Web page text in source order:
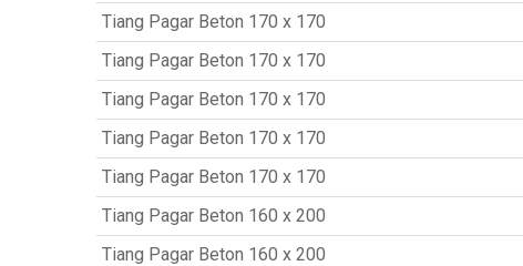
Tiang Pagar Beton 170 x 170
Tiang Pagar Beton 170 x 170
Tiang Pagar Beton 170 x 170
Tiang Pagar Beton 170 x 170
Tiang Pagar Beton 170 x 170
Tiang Pagar Beton 160 x 200
Tiang Pagar Beton 160 x 200